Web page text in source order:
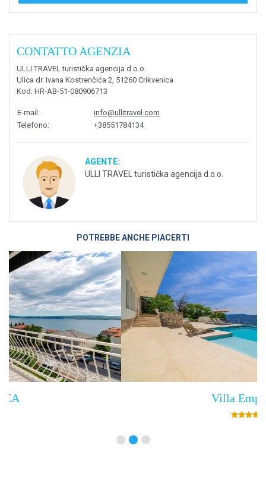
CONTATTO AGENZIA
ULLI TRAVEL turistička agencija d.o.o.
Ulica dr. Ivana Kostrenčića 2, 51260 Crikvenica
Kod : HR-AB-51-080906713
E-mail :
info@ullitravel.com
Telefono: +38551784134
AGENTE:
ULLI TRAVEL turistička agencija d.o.o.
POTREBBE ANCHE PIACERTI